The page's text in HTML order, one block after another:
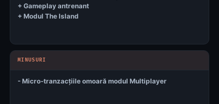
+ Gameplay antrenant
+ Modul The Island
- Micro-tranzacțiile omoară modul Multiplayer